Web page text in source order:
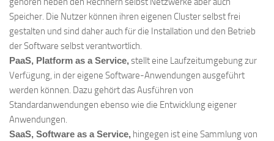
Speicher. Die Nutzer können ihren eigenen Cluster selbst frei
gestalten und sind daher auch für die Installation und den Betrieb
der Software selbst verantwortlich.
PaaS, Platform as a Service,stellt eine Laufzeitumgebung zur
Verfügung, in der eigene Software-Anwendungen ausgeführt
werden können. Dazu gehört das Ausführen von
Standardanwendungen ebenso wie die Entwicklung eigener
Anwendungen.
SaaS, Software as a Service, hingegen ist eine Sammlung von